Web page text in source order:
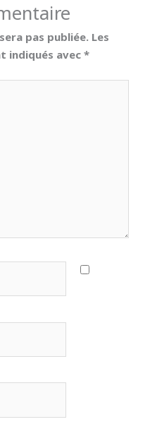
pas publiée. Les
indiqués avec*